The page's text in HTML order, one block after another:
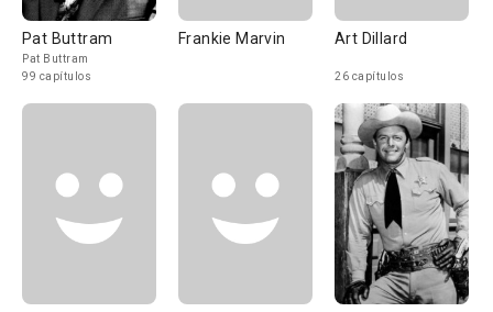
Pat Buttram
Pat Buttram
99 capítulos
Frankie Marvin Art Dillard
26 capítulos